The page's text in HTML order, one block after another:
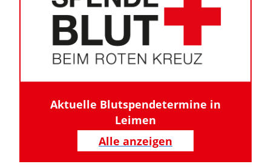
Aktuelle Blutspendetermine in
Leimen
Alle anzeigen